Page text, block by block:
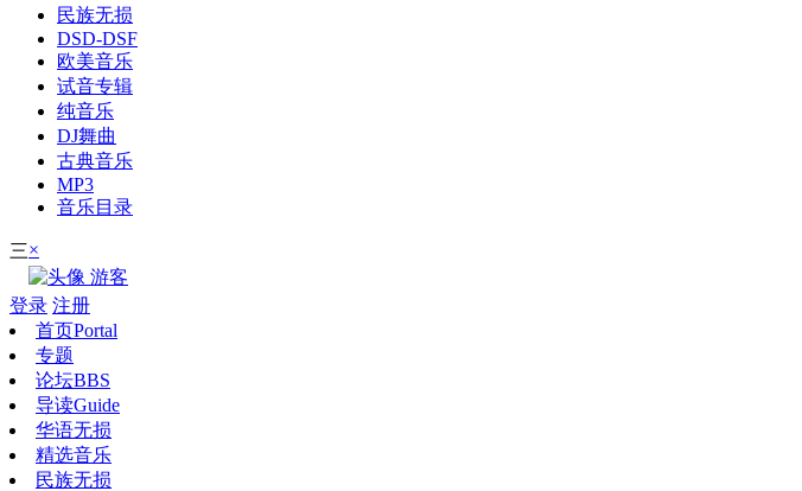
民族无损
DSD-DSF
欧美音乐
试音专辑
纯音乐
DJ舞曲
古典音乐
MP3
音乐目录
三×
游客
登录 注册
首页Portal
专题
论坛BBS
导读Guide
华语无损
精选音乐
民族无损